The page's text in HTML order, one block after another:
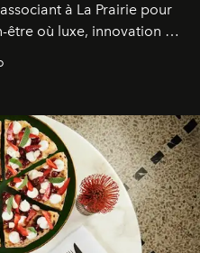
à La Prairie pour
être où luxe, innovation et